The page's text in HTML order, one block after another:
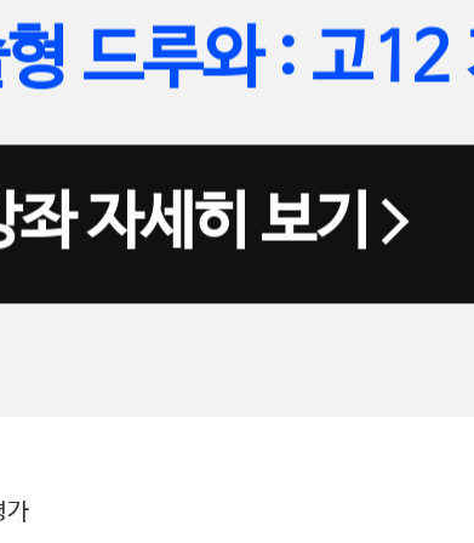
드루와 : 고12
좌 자세히 보기